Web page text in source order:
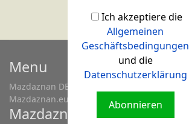
Ich akzeptiere die
Allgemeinen
Geschäftsbedingungen
und die
Datenschutzerklärung
Abonnieren
Menu
Mazdaznan DE
Mazdaznan.eu
Mazdaznan.eu